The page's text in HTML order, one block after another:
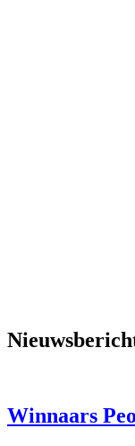
Winnaars